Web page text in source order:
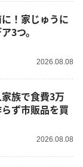
！家じゅうに
3つ。
2026.08.08
族で食費3万
ず市販品を買
2026.08.08